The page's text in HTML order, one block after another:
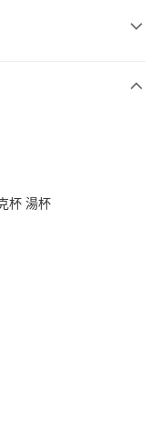
業銀行
際商業銀行
杯 湯杯